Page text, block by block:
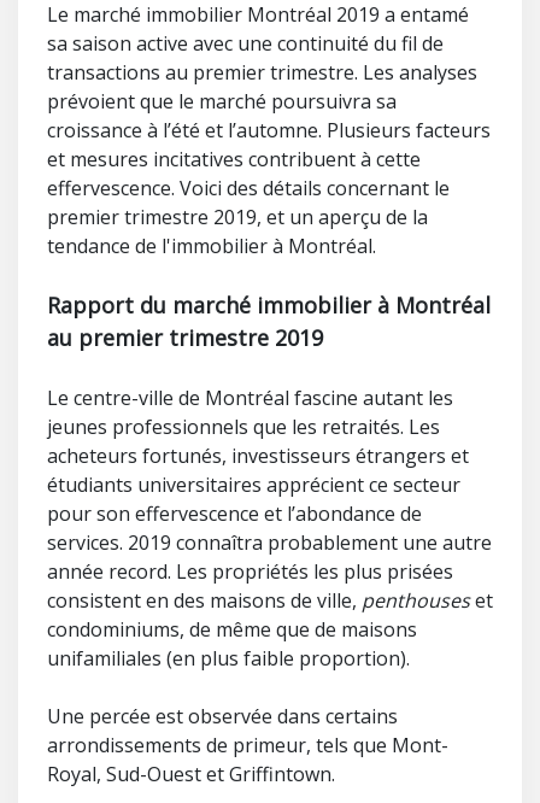
Le marché immobilier Montréal 2019 a entamé
sa saison active avec une continuité du fil de
transactions au premier trimestre. Les analyses
prévoient que le marché poursuivra sa
croissance à l’été et l’automne. Plusieurs facteurs
et mesures incitatives contribuent à cette
effervescence. Voici des détails concernant le
premier trimestre 2019, et un aperçu de la
tendance de l'immobilier à Montréal.
Rapport du marché immobilier à Montréal
au premier trimestre 2019
Le centre-ville de Montréal fascine autant les
jeunes professionnels que les retraités. Les
acheteurs fortunés, investisseurs étrangers et
étudiants universitaires apprécient ce secteur
pour son effervescence et l’abondance de
services. 2019 connaîtra probablement une autre
année record. Les propriétés les plus prisées
consistent en des maisons de ville, penthouseset
condominiums, de même que de maisons
unifamiliales (en plus faible proportion).
Une percée est observée dans certains
arrondissements de primeur, tels que Mont-
Royal, Sud-Ouest et Griffintown.